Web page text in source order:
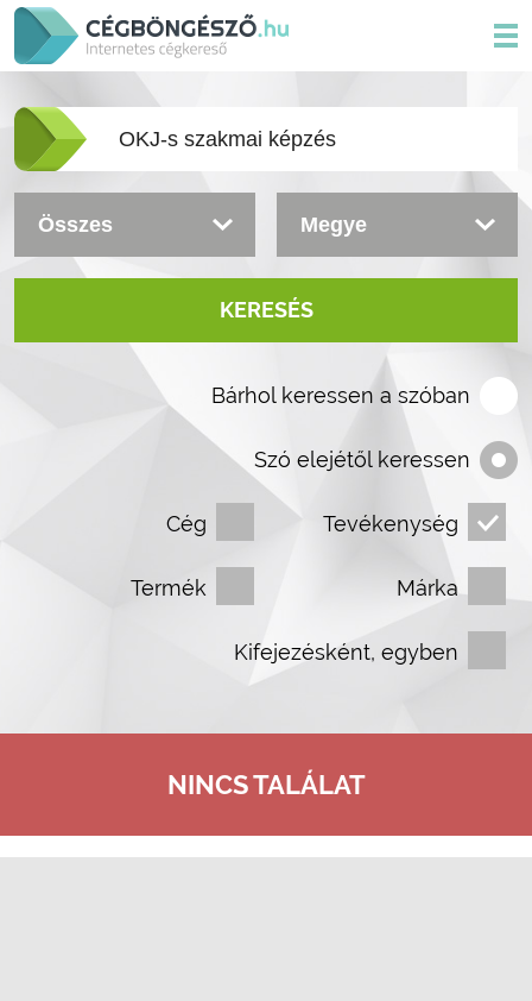
KERESÉS
Bárhol keressen a szóban
Szó elejétől keressen
Cég Tevékenység
Termék Márka
Kifejezésként, egyben
NINCS TALÁLAT